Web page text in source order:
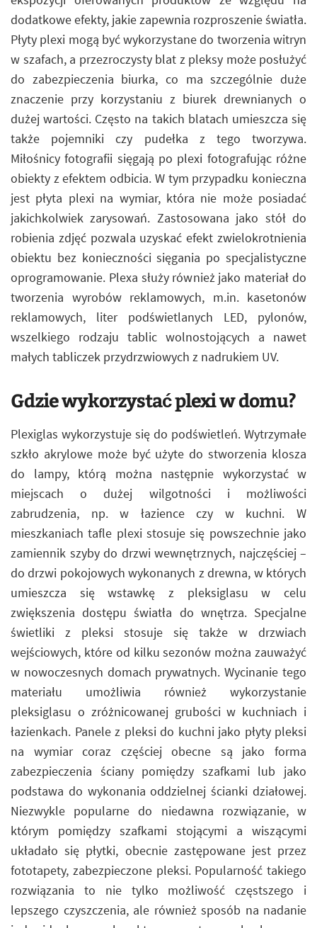
dodatkowe efekty, jakie zapewnia rozproszenie światła.
Płyty plexi mogą być wykorzystane do tworzenia witryn
w szafach, a przezroczysty blat z pleksy może posłużyć
do zabezpieczenia biurka, co ma szczególnie duże
znaczenie przy korzystaniu z biurek drewnianych o
dużej wartości. Często na takich blatach umieszcza się
także pojemniki czy pudełka z tego tworzywa.
Miłośnicy fotografii sięgają po plexi fotografując różne
obiekty z efektem odbicia. W tym przypadku konieczna
jest płyta plexi na wymiar, która nie może posiadać
jakichkolwiek zarysowań. Zastosowana jako stół do
robienia zdjęć pozwala uzyskać efekt zwielokrotnienia
obiektu bez konieczności sięgania po specjalistyczne
oprogramowanie. Plexa służy również jako materiał do
tworzenia wyrobów reklamowych, m.in. kasetonów
reklamowych, liter podświetlanych LED, pylonów,
wszelkiego rodzaju tablic wolnostojących a nawet
małych tabliczek przydrzwiowych z nadrukiem UV.
Gdzie wykorzystać plexi w domu?
Plexiglas wykorzystuje się do podświetleń. Wytrzymałe
szkło akrylowe może być użyte do stworzenia klosza
do lampy, którą można następnie wykorzystać w
miejscach o dużej wilgotności i możliwości
zabrudzenia, np. w łazience czy w kuchni. W
mieszkaniach tafle plexi stosuje się powszechnie jako
zamiennik szyby do drzwi wewnętrznych, najczęściej –
do drzwi pokojowych wykonanych z drewna, w których
umieszcza się wstawkę z pleksiglasu w celu
zwiększenia dostępu światła do wnętrza. Specjalne
świetliki z pleksi stosuje się także w drzwiach
wejściowych, które od kilku sezonów można zauważyć
w nowoczesnych domach prywatnych. Wycinanie tego
materiału umożliwia również wykorzystanie
pleksiglasu o zróżnicowanej grubości w kuchniach i
łazienkach. Panele z pleksi do kuchni jako płyty pleksi
na wymiar coraz częściej obecne są jako forma
zabezpieczenia ściany pomiędzy szafkami lub jako
podstawa do wykonania oddzielnej ścianki działowej.
Niezwykle popularne do niedawna rozwiązanie, w
którym pomiędzy szafkami stojącymi a wiszącymi
układało się płytki, obecnie zastępowane jest przez
fototapety, zabezpieczone pleksi. Popularność takiego
rozwiązania to nie tylko możliwość częstszego i
lepszego czyszczenia, ale również sposób na nadanie